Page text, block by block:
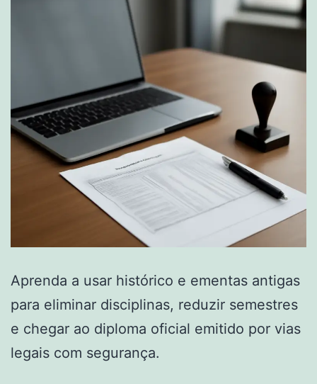
Aprenda a usar histórico e ementas antigas
para eliminar disciplinas, reduzir semestres
e chegar ao diploma oficial emitido por vias
legais com segurança.